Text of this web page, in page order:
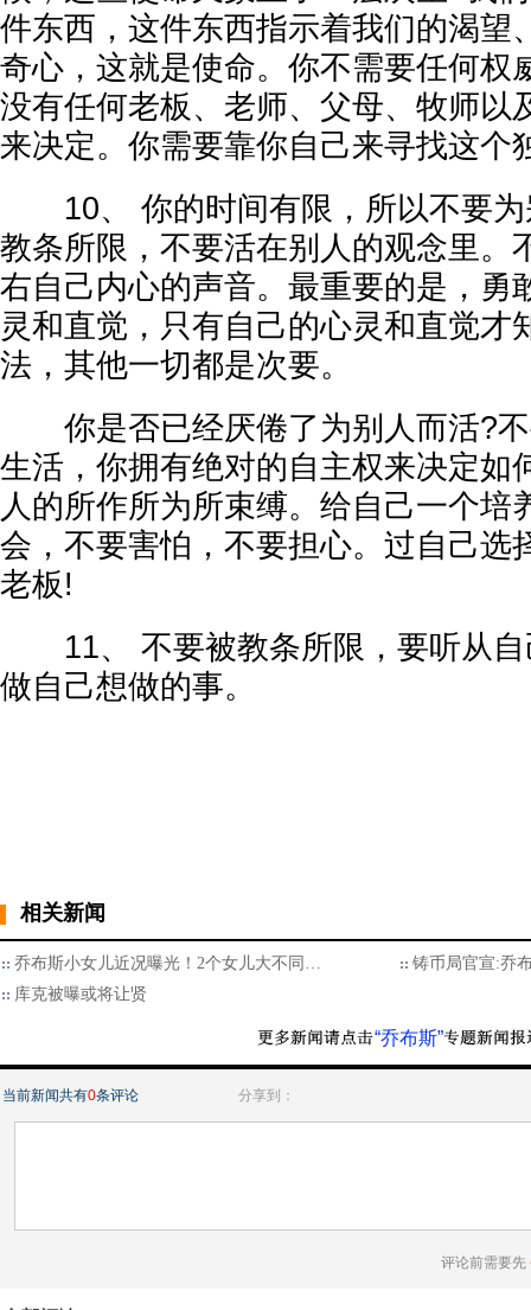
件东西，这件东西指示着我们的渴望
奇心，这就是使命。你不需要任何权
没有任何老板、老师、父母、牧师以
来决定。你需要靠你自己来寻找这个
10、 你的时间有限，所以不要为
教条所限，不要活在别人的观念里。
右自己内心的声音。最重要的是，勇
灵和直觉，只有自己的心灵和直觉才
法，其他一切都是次要。
你是否已经厌倦了为别人而活?不
生活，你拥有绝对的自主权来决定如
人的所作所为所束缚。给自己一个培
会，不要害怕，不要担心。过自己选
老板!
11、 不要被教条所限，要听从自
做自己想做的事。
相关新闻
乔布斯小女儿近况曝光！2个女儿大不同…
铸币局官宣:乔
库克被曝或将让贤
“乔布斯”
当前新闻共有0条评论 分享到：
评论前需要先